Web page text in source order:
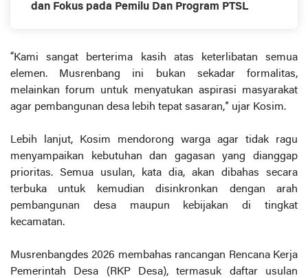
dan Fokus pada Pemilu Dan Program PTSL
“Kami sangat berterima kasih atas keterlibatan semua
elemen. Musrenbang ini bukan sekadar formalitas,
melainkan forum untuk menyatukan aspirasi masyarakat
agar pembangunan desa lebih tepat sasaran,” ujar Kosim.
Lebih lanjut, Kosim mendorong warga agar tidak ragu
menyampaikan kebutuhan dan gagasan yang dianggap
prioritas. Semua usulan, kata dia, akan dibahas secara
terbuka untuk kemudian disinkronkan dengan arah
pembangunan desa maupun kebijakan di tingkat
kecamatan.
Musrenbangdes 2026 membahas rancangan Rencana Kerja
Pemerintah Desa (RKP Desa), termasuk daftar usulan